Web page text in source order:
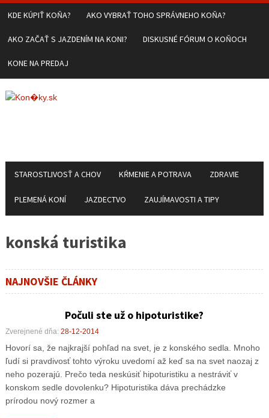
KDE KÚPIŤ KOŇA? AKO VYBRAŤ TOHO SPRÁVNEHO KOŇA?
AKO ZAČAŤ S JAZDENÍM NA KONI? DISKUSNÉ FÓRUM O KOŇOCH
KONE NA PREDAJ
STAROSTLIVOSŤ A CHOV KŔMENIE A POTRAVA ZDRAVIE
PLEMENÁ KONÍ JAZDECTVO ZAUJÍMAVOSTI A TIPY
konská turistika
NAJNOVŠIE ČLÁNKY
Počuli ste už o hipoturistike?
Zverejnené dňa: 28-12-2014
Hovorí sa, že najkrajší pohľad na svet, je z konského sedla. Mnoho
ľudí si pravdivosť tohto výroku uvedomí až keď sa na svet naozaj z
neho pozerajú. Prečo teda neskúsiť hipoturistiku a nestráviť v
konskom sedle dovolenku? Hipoturistika dáva prechádzke
prírodou nový rozmer a